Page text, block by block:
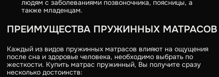
людям с заболеваниями позвоночника, поясницы, а
также младенцам.
ПРЕИМУЩЕСТВА ПРУЖИННЫХ МАТРАСОВ
Каждый из видов пружинных матрасов влияют на ощущения
после сна и здоровье человека, необходимо выбрать по
жесткости. Купить матрас пружинный, Вы получите сразу
несколько достоинств: